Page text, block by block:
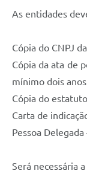
As entidades
Cópia do CNPJ
Cópia da ata de
mínimo dois
Cópia do
Carta de
Pessoa
Será necessária